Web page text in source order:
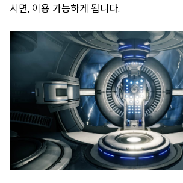
시면, 이용 가능하게 됩니다.